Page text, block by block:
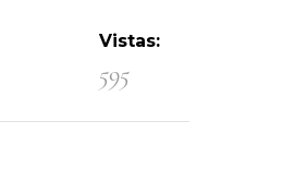
Vistas:
595